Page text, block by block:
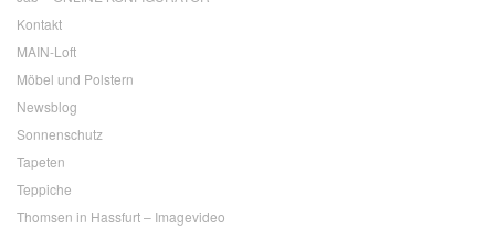
Kontakt
MAIN-Loft
Möbel und Polstern
Newsblog
Sonnenschutz
Tapeten
Teppiche
Thomsen in Hassfurt – Imagevideo